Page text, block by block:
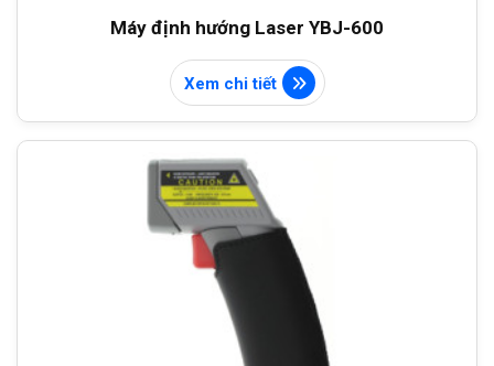
Máy định hướng Laser YBJ-600
Xem chi tiết